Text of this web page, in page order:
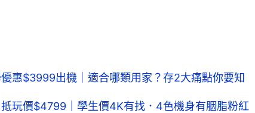
惠$3999出機｜適合哪類用家？存2大痛點你要知
玩價$4799｜學生價4K有找．4色機身有胭脂粉紅